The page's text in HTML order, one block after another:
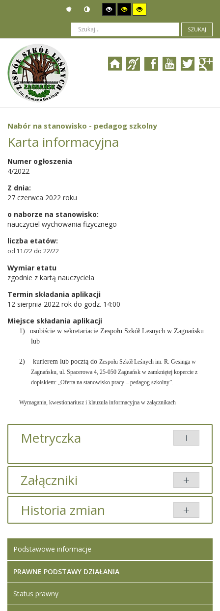
SZUKAJ
Jesteś tutaj: Ogłoszenia
Nabór na stanowisko - pedagog szkolny
Nabór na stanowisko - pedagog szkolny
Karta informacyjna
Numer ogłoszenia
4/2022
Z dnia:
27 czerwca 2022 roku
o naborze na stanowisko:
nauczyciel wychowania fizycznego
liczba etatów:
od 11/22 do 22/22
Wymiar etatu
zgodnie z kartą nauczyciela
Termin składania aplikacji
12 sierpnia 2022 rok do godz. 14:00
Miejsce składania aplikacji
1)
osobiście w sekretariacie Zespołu Szkół Lesnych w Zagnańsku
lub
2) kurierem lub pocztą do Zespołu Szkół Leśnych im. R. Gesinga w
Zagnańsku, ul. Spacerowa 4, 25-050 Zagnańsk w zamkniętej kopercie z
dopiskiem: „Oferta na stanowisko pracy – pedagog szkolny”.
Wymagania, kwestionariusz i klauzula informacyjna w załącznikach
Metryczka
Załączniki
Brak załączników.
Historia zmian
Artykuł został
zmieniony.
poniedziałek,
27 czerwiec
2022 13:56
Ledwójcik
Artykuł został
Podstawowe informacje
PRAWNE PODSTAWY DZIAŁANIA
Status prawny